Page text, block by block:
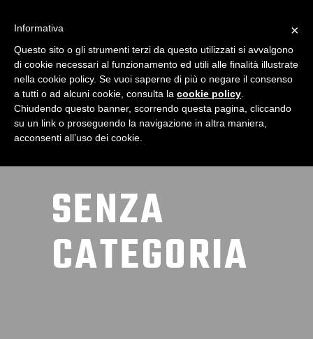
SENZA
CATEGORIA
×
Informativa
Questo sito o gli strumenti terzi da questo utilizzati si avvalgono
di cookie necessari al funzionamento ed utili alle finalità illustrate
nella cookie policy. Se vuoi saperne di più o negare il consenso
a tutti o ad alcuni cookie, consulta la cookie policy
Chiudendo questo banner, scorrendo questa pagina, cliccando
su un link o proseguendo la navigazione in altra maniera,
acconsenti all’uso dei cookie.